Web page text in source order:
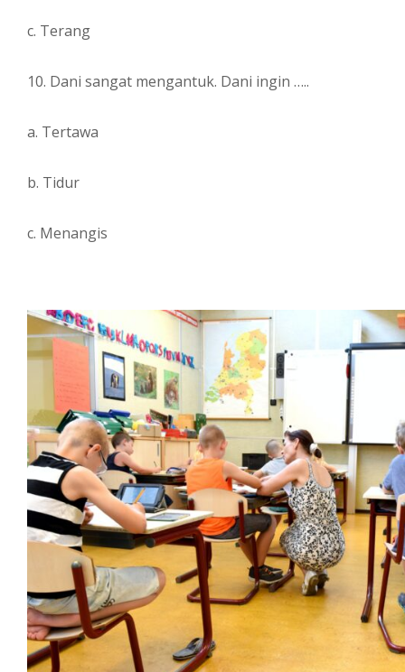
c. Terang
10. Dani sangat mengantuk. Dani ingin …..
a. Tertawa
b. Tidur
c. Menangis